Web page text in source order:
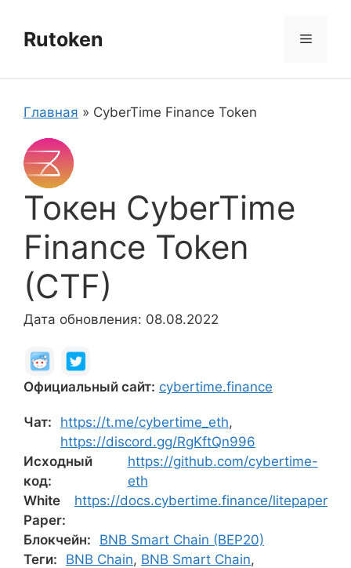
содержимому
Rutoken Меню
Главная » CyberTime Finance Token
Токен CyberTime
Finance Token
(CTF)
Дата обновления: 08.08.2022
Официальный сайт: cybertime.finance
Чат: https://t.me/cybertime_eth,
https://discord.gg/RgKftQn996
Исходный
код:
https://github.com/cybertime-
eth
White
Paper:
https://docs.cybertime.finance/litepaper
Блокчейн:
BNB Smart Chain (BEP20)
Теги:
BNB Chain, BNB Smart Chain,